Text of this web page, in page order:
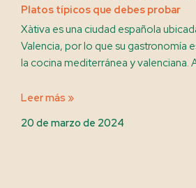
Platos típicos que debes probar
Xàtiva es una ciudad española
Valencia, por lo que su gastronomía
la cocina mediterránea y valenciana.
Leer más »
20 de marzo de 2024